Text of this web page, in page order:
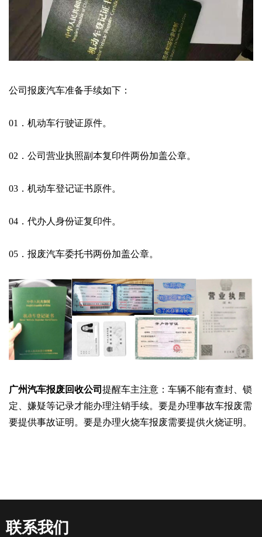
公司报废汽车准备手续如下：
01．机动车行驶证原件。
02．公司营业执照副本复印件两份加盖公章。
03．机动车登记证书原件。
04．代办人身份证复印件。
05．报废汽车委托书两份加盖公章。
广州汽车报废回收公司 提醒车主注意：车辆不能有查封、锁
定、嫌疑等记录才能办理注销手续。要是办理事故车报废需
要提供事故证明。要是办理火烧车报废需要提供火烧证明。
联系我们